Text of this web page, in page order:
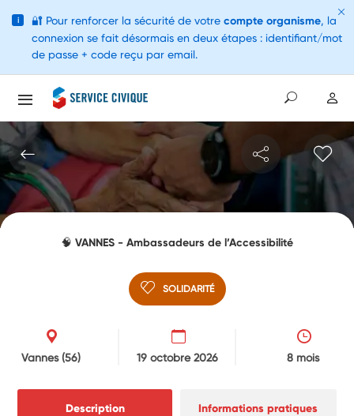
🧠 VANNES - Ambassadeurs de l’Accessibilité
SOLIDARITÉ
Vannes(56) 19 octobre 2026 8 mois
Description Informations pratiques
i 🔐 Pour renforcer la sécurité de votre compte organisme, la
connexion se fait désormais en deux étapes : identifiant/mot
de passe + code reçu par email.